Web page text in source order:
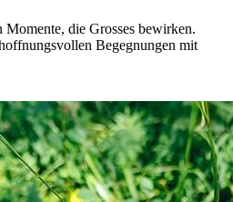
die Grosses bewirken.
Begegnungen mit